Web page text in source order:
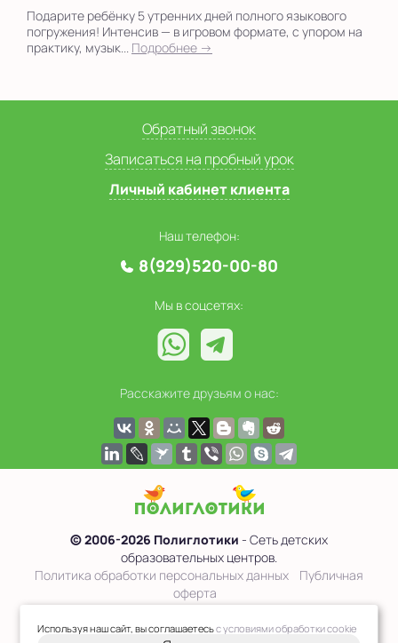
Подарите ребёнку 5 утренних дней полного языкового
погружения! Интенсив — в игровом формате, с упором на
практику, музык... Подробнее →
Обратный звонок
Записаться на пробный урок
Личный кабинет клиента
Наш телефон:
8(929)520-00-80
Мы в соцсетях:
Расскажите друзьям о нас:
© 2006-2026 Полиглотики - Сеть детских
образовательных центров.
Политика обработки персональных данных
Публичная
оферта
Сведения об образовательной организации
Используя наш сайт, вы соглашаетесьс условиями обработки cookie